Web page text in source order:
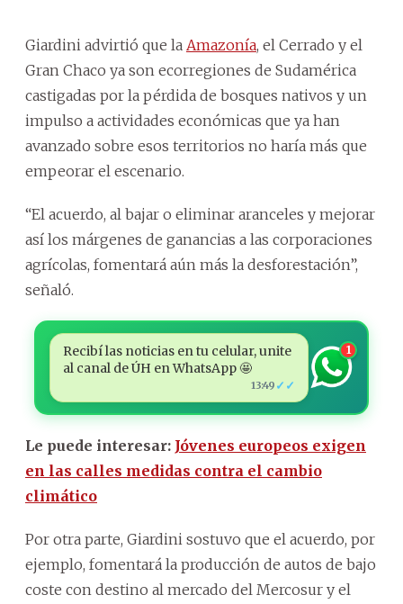
Giardini advirtió que la Amazonía, el Cerrado y el
Gran Chaco ya son ecorregiones de Sudamérica
castigadas por la pérdida de bosques nativos y un
impulso a actividades económicas que ya han
avanzado sobre esos territorios no haría más que
empeorar el escenario.
“El acuerdo, al bajar o eliminar aranceles y mejorar
así los márgenes de ganancias a las corporaciones
agrícolas, fomentará aún más la desforestación”,
señaló.
Recibí las noticias en tu celular, unite
al canal de ÚH en WhatsApp 🤩
13:49 ✓✓
1
Le puede interesar: Jóvenes europeos exigen
en las calles medidas contra el cambio
climático
Por otra parte, Giardini sostuvo que el acuerdo, por
ejemplo, fomentará la producción de autos de bajo
coste con destino al mercado del Mercosur y el